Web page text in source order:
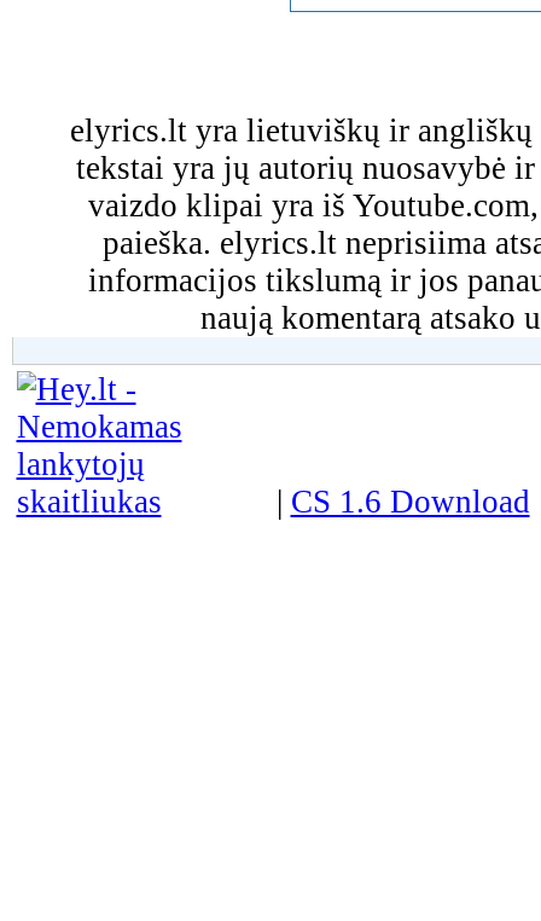
elyrics.lt yra lietuviškų ir angliškų
tekstai yra jų autorių nuosavybė
vaizdo klipai yra iš
paieška. elyrics.lt neprisiima
informacijos tikslumą ir jos
naują komentarą atsako
| CS 1.6 Download